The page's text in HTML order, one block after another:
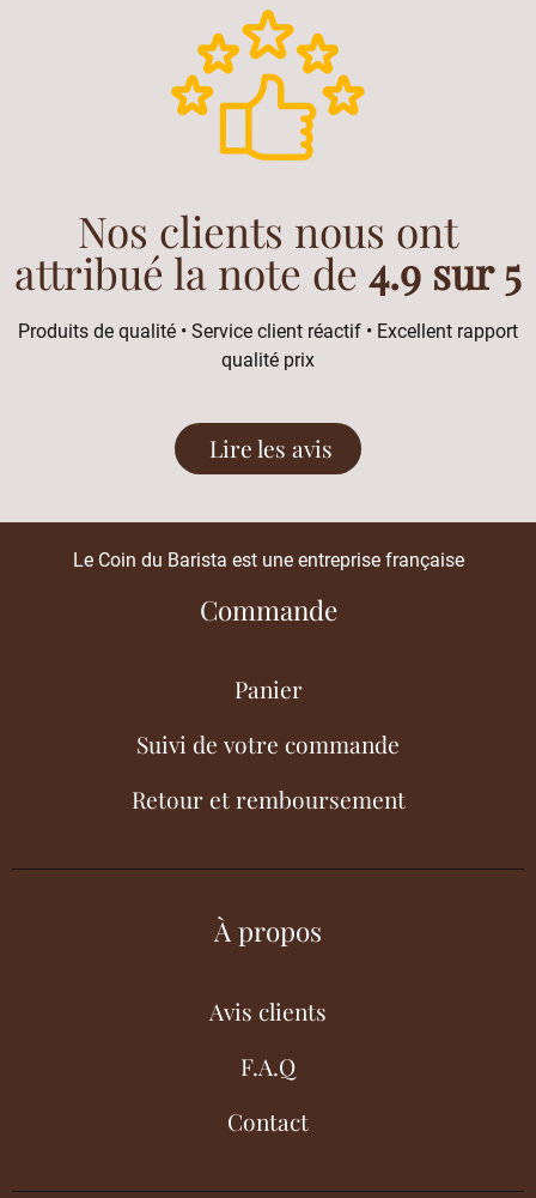
Nos clients nous ont
attribué la note de 4.9 sur 5
Produits de qualité • Service client réactif • Excellent rapport
qualité prix
Lire les avis
Le Coin du Barista est une entreprise française
Commande
Panier
Suivi de votre commande
Retour et remboursement
À propos
Avis clients
F.A.Q
Contact